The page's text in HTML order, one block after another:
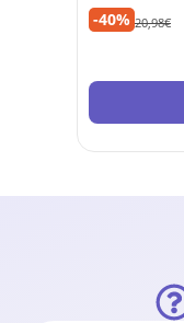
-40% 20,98€